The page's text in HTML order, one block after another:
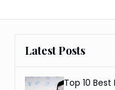
Latest Posts
Top 10